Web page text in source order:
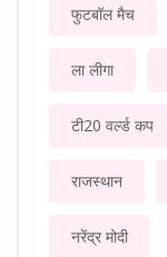
फुटबॉल मैच
ला लीगा
टी20 वर्ल्ड कप
राजस्थान
नरेंद्र मोदी